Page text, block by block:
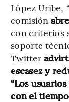
López Uribe,
comisión
con criterios
soporte
Twitter
escasez y
“Los
con el